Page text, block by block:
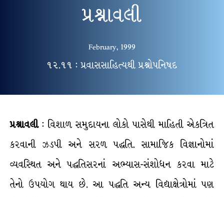
પ્રશ્નાવલી
February, 1999
૧૨.૧૧ : પ્રવાસસાહિત્યથી પ્રશ્નોપનિષદ
પ્રશ્નાવલી: વિશાળ સમુદાયના લોકો પાસેથી માહિતી એકત્રિત
કરવાની ઝડપી અને સરળ પદ્ધતિ. સામાજિક વિજ્ઞાનોમાં
વ્યવસ્થિત અને પદ્ધતિસરનાં અભ્યાસ-સંશોધન કરવા માટે
તેનો ઉપયોગ થાય છે. આ પદ્ધતિ અન્ય વિદ્યાક્ષેત્રોમાં પણ